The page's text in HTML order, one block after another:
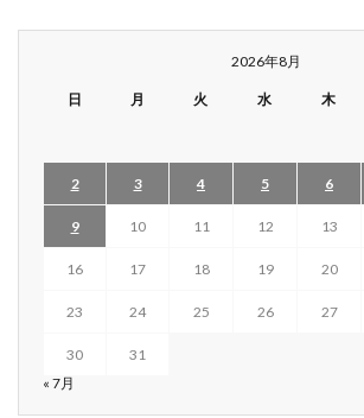
2026年8月
日 月 火 水 木
2 3 4 5 6
9 10 11 12 13
16 17 18 19 20
23 24 25 26 27
30
31
« 7月